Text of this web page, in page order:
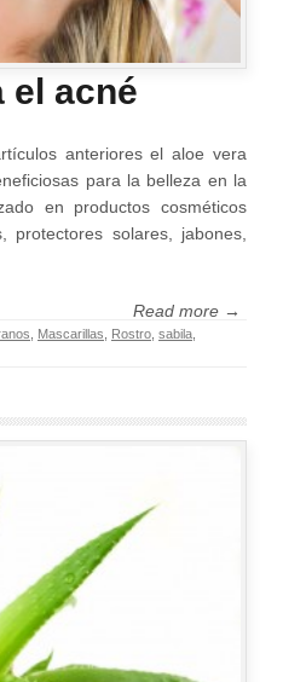
el acné
anteriores el aloe vera
para la belleza en la
en productos cosméticos
protectores solares, jabones,
Read more →
Mascarillas Rostro sabila